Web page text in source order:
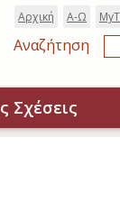
Α-Ω
Αρχική
Αναζήτηση
Σχέσεις